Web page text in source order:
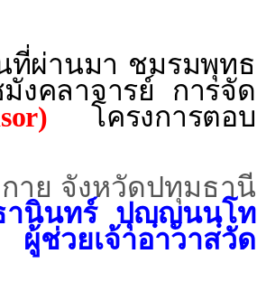
ที่ผ่านมา ชมรมพุทธ
งคลาจารย์
การจัด
)
โครงการตอบ
ย จังหวัดปทุมธานี
านินทร์ ปุญฺญนนฺโท
ผู้ช่วยเจ้าอาวาสวัด